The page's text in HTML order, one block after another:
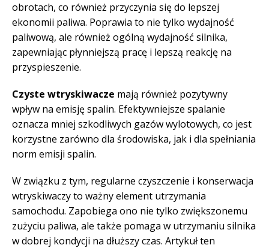
obrotach, co również przyczynia się do lepszej
ekonomii paliwa. Poprawia to nie tylko wydajność
paliwową, ale również ogólną wydajność silnika,
zapewniając płynniejszą pracę i lepszą reakcję na
przyspieszenie.
Czyste wtryskiwacze mają również pozytywny
wpływ na emisję spalin. Efektywniejsze spalanie
oznacza mniej szkodliwych gazów wylotowych, co jest
korzystne zarówno dla środowiska, jak i dla spełniania
norm emisji spalin.
W związku z tym, regularne czyszczenie i konserwacja
wtryskiwaczy to ważny element utrzymania
samochodu. Zapobiega ono nie tylko zwiększonemu
zużyciu paliwa, ale także pomaga w utrzymaniu silnika
w dobrej kondycji na dłuższy czas. Artykuł ten